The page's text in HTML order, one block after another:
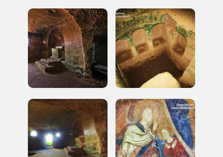
Storico campagne in questo
luogo
I Luoghi del Cuore